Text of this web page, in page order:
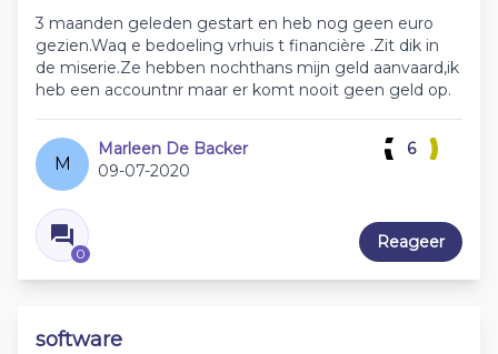
3 maanden geleden gestart en heb nog geen euro
gezien.Waq e bedoeling vrhuis t financière .Zit dik in
de miserie.Ze hebben nochthans mijn geld aanvaard,ik
heb een accountnr maar er komt nooit geen geld op.
M
Marleen De Backer
09-07-2020
0
6
Reageer
software